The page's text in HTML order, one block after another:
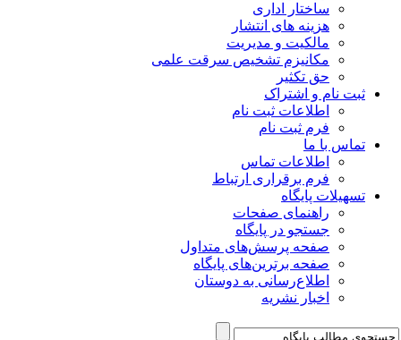
ساختار اداری
هزینه های انتشار
مالکیت و مدیریت
ﻣﮑﺎﻧﯿﺰم ﺗﺸﺨﯿﺺ ﺳﺮﻗﺖ ﻋﻠﻤﯽ
حق تکثیر
نام و اشتراک
اطلاعات ثبت نام
فرم ثبت نام
با ما
اطلاعات تماس
فرم برقراری ارتباط
پایگاه
راهنمای صفحات
جستجو در پایگاه
صفحه پرسش‌های متداول
صفحه برترین‌های پایگاه
اطلاع‌رسانی به دوستان
اخبار نشریه